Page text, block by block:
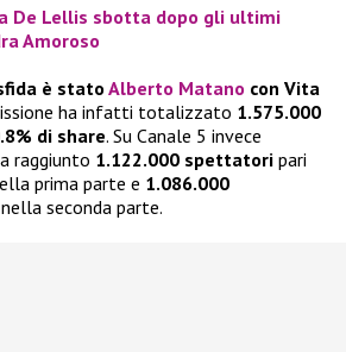
De Lellis sbotta dopo gli ultimi
Amoroso
è stato Alberto Matano con Vita
ha infatti totalizzato 1.575.000
di share. Su Canale 5 invece
raggiunto 1.122.000 spettatori pari
prima parte e 1.086.000
nella seconda parte.